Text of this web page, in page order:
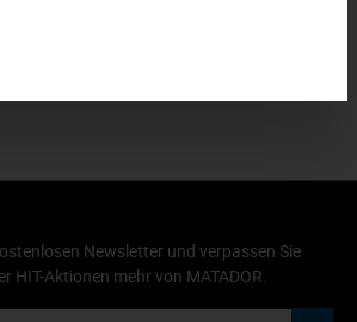
Newsletter und verpassen Sie
HIT-Aktionen mehr von MATADOR.